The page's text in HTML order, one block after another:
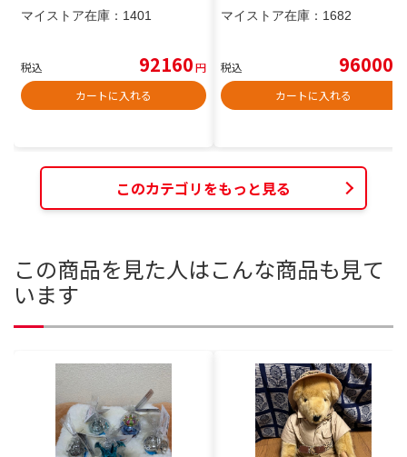
マイストア在庫： 1401
税込 92160円
カートに入れる
マイストア在庫： 1682
税込 96000
カートに入れる
このカテゴリをもっと見る
この商品を見た人はこんな商品も見て
います